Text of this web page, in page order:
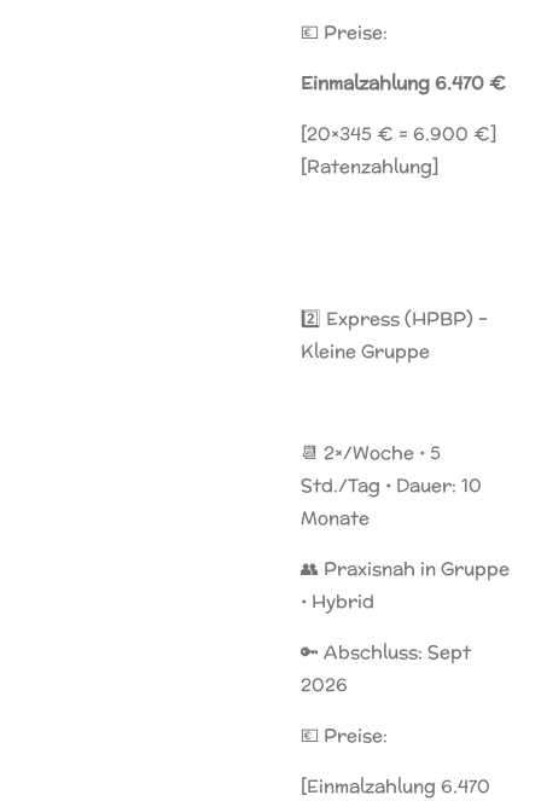
💶 Preise:
Einmalzahlung 6.470 €
[20×345 € = 6.900 €]
[Ratenzahlung]
2️⃣ Express (HPBP) –
Kleine Gruppe
📆 2×/Woche • 5
Std./Tag • Dauer: 10
Monate
👥 Praxisnah in Gruppe
• Hybrid
🔑 Abschluss: Sept
2026
💶 Preise:
[Einmalzahlung 6.470